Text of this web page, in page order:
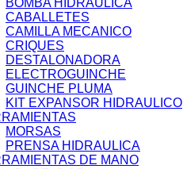
BOMBA HIDRAULICA
CABALLETES
CAMILLA MECANICO
CRIQUES
DESTALONADORA
ELECTROGUINCHE
GUINCHE PLUMA
KIT EXPANSOR HIDRAULICO
MORSAS
PRENSA HIDRAULICA
DE MANO